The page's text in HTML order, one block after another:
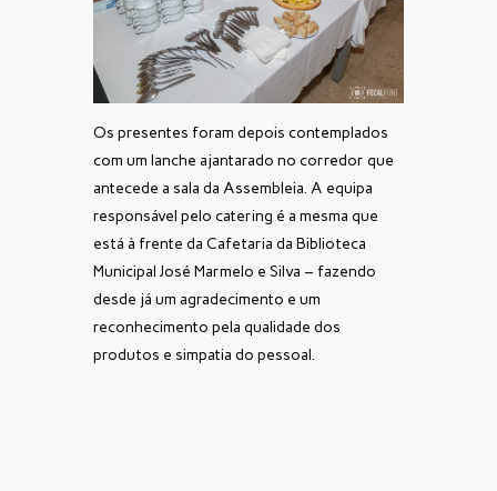
Os presentes foram depois contemplados
com um lanche ajantarado no corredor que
antecede a sala da Assembleia. A equipa
responsável pelo catering é a mesma que
está à frente da Cafetaria da Biblioteca
Municipal José Marmelo e Silva – fazendo
desde já um agradecimento e um
reconhecimento pela qualidade dos
produtos e simpatia do pessoal.